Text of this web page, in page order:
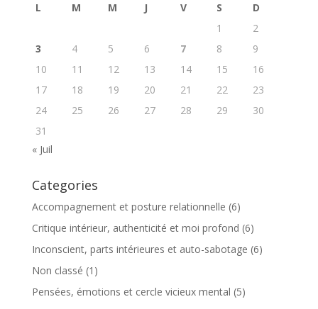
L M M J V S
D
1
2
3
4 5 6 7 8
9
10
11 12 13 14 15
16
17
18 19 20 21 22
23
24
25 26 27 28 29
30
31
« Juil
Categories
Accompagnement et posture relationnelle (6)
Critique intérieur, authenticité et moi profond (6)
Inconscient, parts intérieures et auto-sabotage (6)
Non classé (1)
Pensées, émotions et cercle vicieux mental (5)